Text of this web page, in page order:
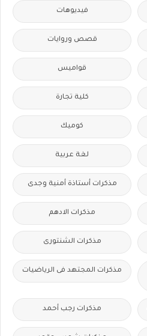
فيديوهات
قصص وروايات
قواميس
كلية تجارة
كوميك
لغة عربية
مذكرات أستاذة أمنية وجدى
مذكرات الادهم
مذكرات الشنتورى
مذكرات المجتهد فى الرياضيات
مذكرات رجب أحمد